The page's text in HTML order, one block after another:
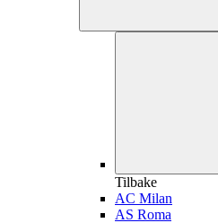
Tilbake
AC Milan
AS Roma